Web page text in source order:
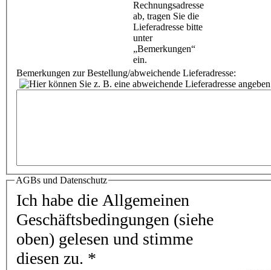
Bemerkungen zur Bestellung/abweichende Lieferadresse:
AGBs und Datenschutz
Ich habe die Allgemeinen
Geschäftsbedingungen (siehe
oben) gelesen und stimme
diesen zu. *